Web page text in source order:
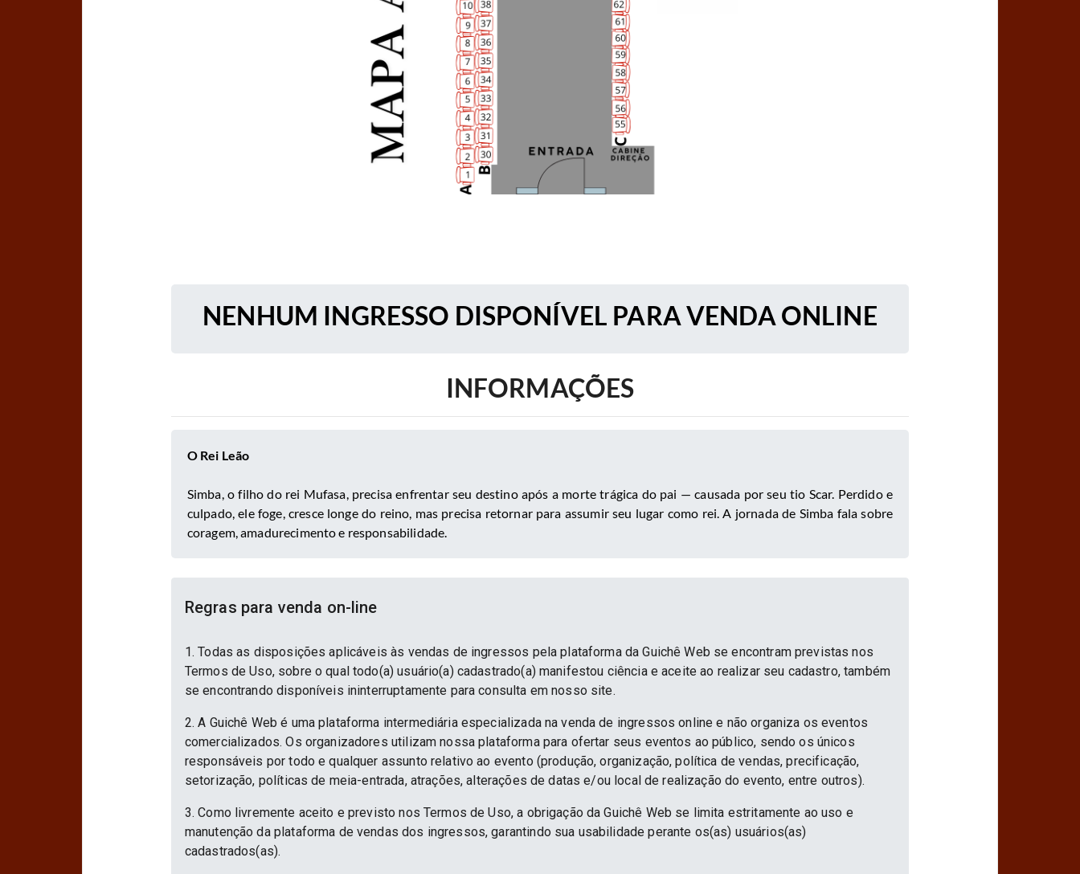
NENHUM INGRESSO DISPONÍVEL PARA VENDA ONLINE
INFORMAÇÕES
O Rei Leão
Simba, o filho do rei Mufasa, precisa enfrentar seu destino após a morte trágica do pai — causada por seu tio Scar. Perdido e
culpado, ele foge, cresce longe do reino, mas precisa retornar para assumir seu lugar como rei. A jornada de Simba fala sobre
coragem, amadurecimento e responsabilidade.
Regras para venda on-line
1. Todas as disposições aplicáveis às vendas de ingressos pela plataforma da Guichê Web se encontram previstas nos
Termos de Uso, sobre o qual todo(a) usuário(a) cadastrado(a) manifestou ciência e aceite ao realizar seu cadastro, também
se encontrando disponíveis ininterruptamente para consulta em nosso site.
2. A Guichê Web é uma plataforma intermediária especializada na venda de ingressos online e não organiza os eventos
comercializados. Os organizadores utilizam nossa plataforma para ofertar seus eventos ao público, sendo os únicos
responsáveis por todo e qualquer assunto relativo ao evento (produção, organização, política de vendas, precificação,
setorização, políticas de meia-entrada, atrações, alterações de datas e/ou local de realização do evento, entre outros).
3. Como livremente aceito e previsto nos Termos de Uso, a obrigação da Guichê Web se limita estritamente ao uso e
manutenção da plataforma de vendas dos ingressos, garantindo sua usabilidade perante os(as) usuários(as)
cadastrados(as).